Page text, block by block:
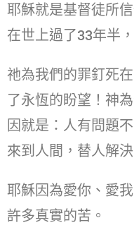
耶穌就是基督徒所
在世上過了33年半
祂為我們的罪釘死
了永恆的盼望！神
因就是：人有問題
來到人間，替人解
耶穌因為愛你、愛
許多真實的苦。